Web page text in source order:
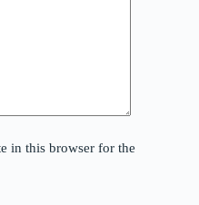
in this browser for the